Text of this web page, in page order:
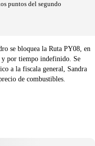
puntos del segundo
se bloquea la Ruta PY08, en
y por tiempo indefinido. Se
a la fiscala general, Sandra
de combustibles.